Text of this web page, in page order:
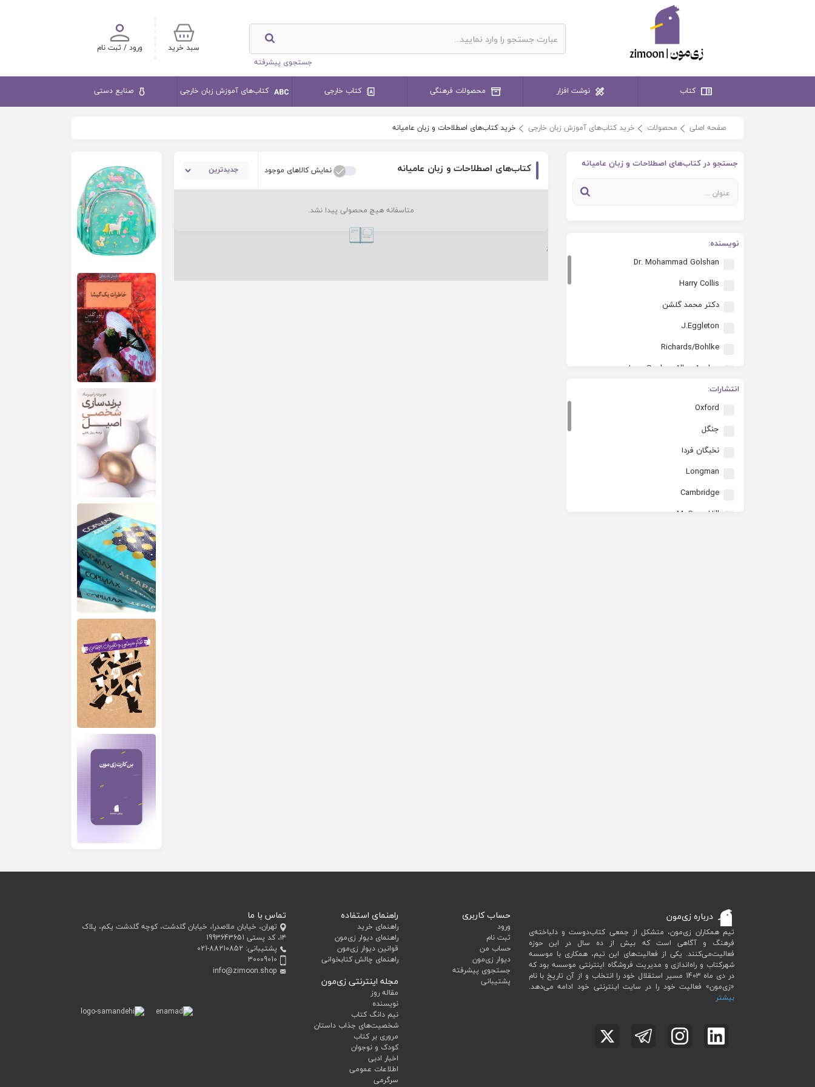
جستجوی پیشرفته
ورود / ثبت نام سبد خرید
کتاب نوشت افزار محصولات فرهنگی کتاب خارجی کتاب‌های آموزش زبان خارجی صنایع دستی
صفحه اصلی محصولات خرید کتاب‌های آموزش زبان خارجی خرید کتاب‌های اصطلاحات و زبان عامیانه
جستجو در کتاب‌های اصطلاحات و زبان عامیانه
نویسنده:
Dr. Mohammad Golshan
Harry Collis
دکتر محمد گلشن
J.Eggleton
Richards/Bohlke
Joan Saslow Allen Ascher
Reza Daneshvari
Cindy Leaney
Ahmad Abedini
Macaw Books
Michael OMara Books Ltd
زهرا کتولی
انتشارات:
Oxford
جنگل
نخبگان فردا
Longman
Cambridge
McGraw Hill
کتاب‌های اصطلاحات و زبان عامیانه نمایش کالاهای موجود
متاسفانه هیچ محصولی پیدا نشد.
;
درباره زی‌مون
تیم همکاران زی‌مون، متشکل از جمعی کتاب‌دوست و دلباخته‌ی
فرهنگ و آگاهی است که بیش از ده سال در این حوزه
فعالیت‌می‌کنند. یکی از فعالیت‌های این تیم، همکاری با موسسه
شهرکتاب و راه‌اندازی و مدیریت فروشگاه اینترنتی موسسه بود که
در دی ماه 1403 مسیر استقلال خود را انتخاب و از آن تاریخ با نام
«زی‌مون» فعالیت خود را در سایت اینترنتی خود ادامه می‌دهد.
بیشتر
حساب کاربری
ورود
ثبت نام
حساب من
دیوار زی‌مون
جستجوی پیشرفته
پشتیبانی
راهنمای استفاده
راهنمای خرید
راهنمای دیوار زی‌مون
قوانین دیوار زی‌مون
راهنمای چالش کتابخوانی
مجله اینترنتی زی‌مون
مقاله روز
نویسنده
نیم دانگ کتاب
شخصیت‌های جذاب داستان
مروری بر کتاب
کودک و نوجوان
اخبار ادبی
اطلاعات عمومی
سرگرمی
تماس با ما
تهران، خیابان ملاصدرا، خیابان گلدشت، کوچه گلدشت یکم، پلاک
۱۴، کد پستی 1993643651
پشتیبانی: 021-88210852
30009010
info@zimoon.shop